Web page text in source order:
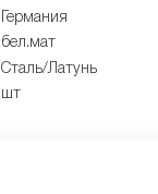
Германия
бел.мат
Сталь/Латунь
шт